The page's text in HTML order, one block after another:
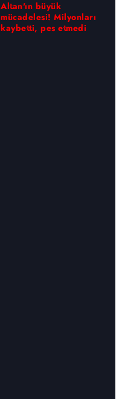
Altan'ın büyük
mücadelesi! Milyonları
kaybetti, pes etmedi